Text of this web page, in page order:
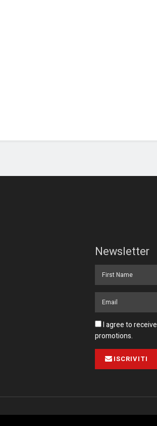
Newsletter
I agree to
promotions.
ISCRIVITI
Pubblicità Collabora con